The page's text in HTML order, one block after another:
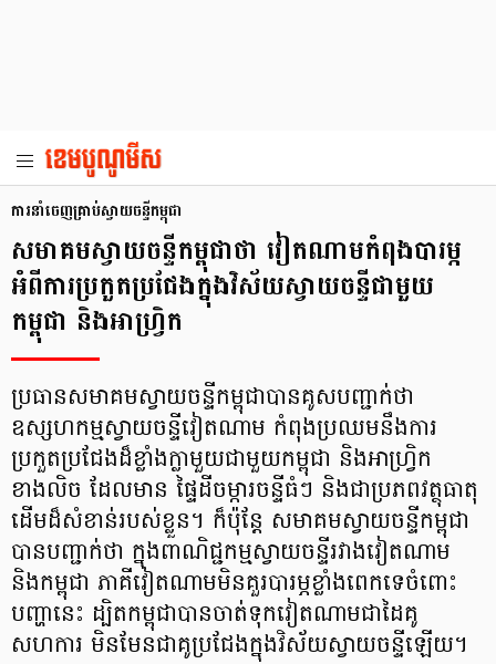
ការនាំចេញគ្រាប់ស្វាយចន្ទីកម្ពុជា
សមាគមស្វាយចន្ទីកម្ពុជាថា វៀតណាមកំពុងបារម្ភ
អំពីការប្រកួតប្រជែងក្នុងវិស័យស្វាយចន្ទីជាមួយ
កម្ពុជា និងអាហ្វ្រិក
ប្រធានសមាគមស្វាយចន្ទីកម្ពុជាបានគូសបញ្ជាក់ថា
ឧស្សហកម្មស្វាយចន្ទីវៀតណាម កំពុងប្រឈមនឹងការ
ប្រកួតប្រជែងដ៏ខ្លាំងក្លាមួយជាមួយកម្ពុជា និងអាហ្វ្រិក
ខាងលិច ដែលមាន ផ្ទៃដីចម្ការចន្ទីធំៗ និងជាប្រភពវត្ថុធាតុ
ដើមដ៏សំខាន់របស់ខ្លួន។ ក៏ប៉ុន្តែ សមាគមស្វាយចន្ទីកម្ពុជា
បានបញ្ជាក់ថា ក្នុងពាណិជ្ជកម្មស្វាយចន្ទីរវាងវៀតណាម
និងកម្ពុជា ភាគីវៀតណាមមិនគួរបារម្ភខ្លាំងពេកទេចំពោះ
បញ្ហានេះ ដ្បិតកម្ពុជាបានចាត់ទុកវៀតណាមជាដៃគូ
សហការ មិនមែនជាគូប្រជែងក្នុងវិស័យស្វាយចន្ទីឡើយ។